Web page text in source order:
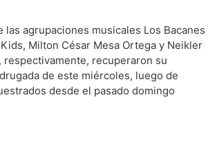
las agrupaciones musicales Los Bacanes
Milton César Mesa Ortega y Neikler
respectivamente, recuperaron su
de este miércoles, luego de
desde el pasado domingo